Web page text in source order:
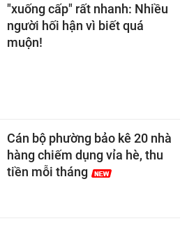
"xuống cấp" rất nhanh: Nhiều
người hối hận vì biết quá
muộn!
Cán bộ phường bảo kê 20 nhà
hàng chiếm dụng vỉa hè, thu
tiền mỗi tháng